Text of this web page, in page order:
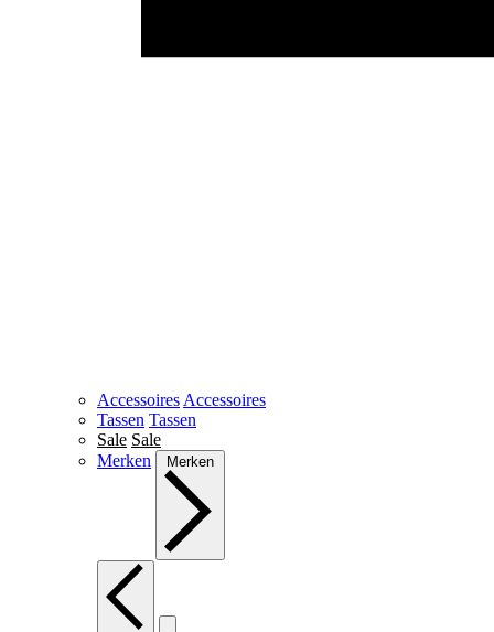
Accessoires Accessoires
Tassen Tassen
Sale Sale
Merken
Merken